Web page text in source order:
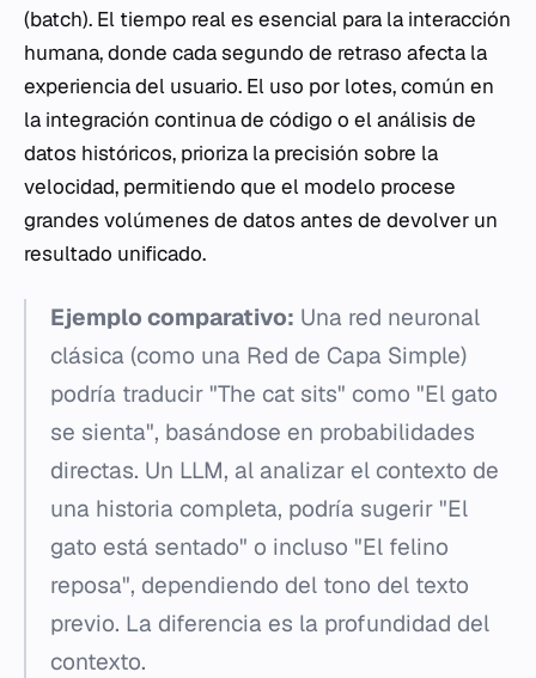
(batch). El tiempo real es esencial para la interacción
humana, donde cada segundo de retraso afecta la
experiencia del usuario. El uso por lotes, común en
la integración continua de código o el análisis de
datos históricos, prioriza la precisión sobre la
velocidad, permitiendo que el modelo procese
grandes volúmenes de datos antes de devolver un
resultado unificado.
Ejemplo comparativo: Una red neuronal
clásica (como una Red de Capa Simple)
podría traducir "The cat sits" como "El gato
se sienta", basándose en probabilidades
directas. Un LLM, al analizar el contexto de
una historia completa, podría sugerir "El
gato está sentado" o incluso "El felino
reposa", dependiendo del tono del texto
previo. La diferencia es la profundidad del
contexto.